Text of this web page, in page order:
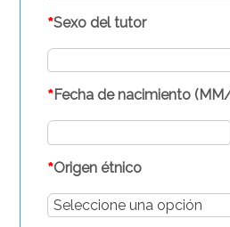
*Sexo del tutor
*Fecha de nacimiento
*Origen étnico